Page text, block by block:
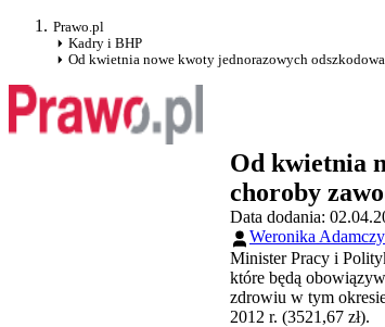
Prawo.pl
Kadry i BHP
Od kwietnia nowe kwoty jednorazowych
Od kwietnia
choroby
Data dodania:
Weronika
Minister Pracy i
które będą
zdrowiu w tym
2012 r. (3521,67 zł).